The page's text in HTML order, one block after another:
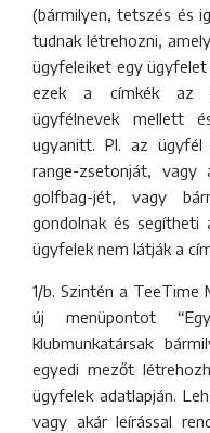
(bármilyen, tetszés és
tudnak létrehozni,
ügyfeleiket egy
ezek a címkék az
ügyfélnevek mellett
ugyanitt. Pl. az ügyfél
range-zsetonját,
golfbag-jét, vagy
gondolnak és segítheti
ügyfelek nem látják a
1/b. Szintén a TeeTime
új menüpontot
klubmunkatársak
egyedi mezőt
ügyfelek adatlapján.
vagy akár leírással